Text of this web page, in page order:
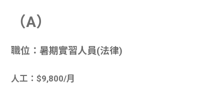
（A）
職位：暑期實習人員(法律)
人工：$9,800/月